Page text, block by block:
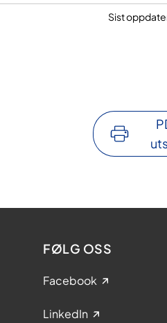
Sist
FØLG OSS
Facebook
LinkedIn